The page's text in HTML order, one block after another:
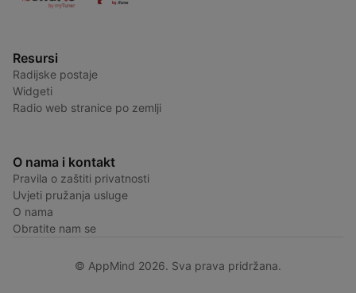
Resursi
Radijske postaje
Widgeti
Radio web stranice po zemlji
O nama i kontakt
Pravila o zaštiti privatnosti
Uvjeti pružanja usluge
O nama
Obratite nam se
© AppMind 2026. Sva prava pridržana.